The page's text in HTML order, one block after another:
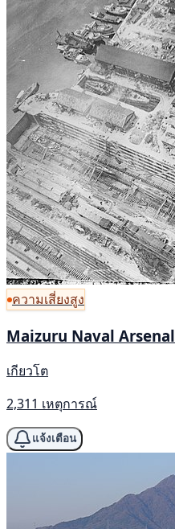
ความเสี่ยงสูง
Maizuru Naval Arsenal
เกียวโต
2,311 เหตุการณ์
แจ้งเตือน